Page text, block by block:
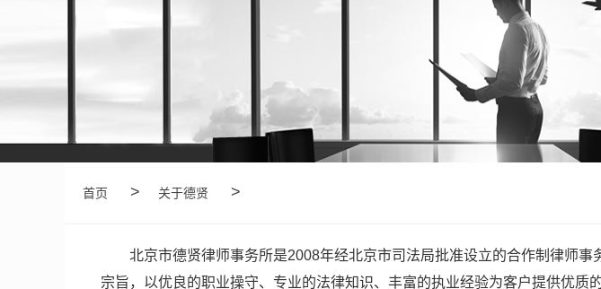
首页 > 关于德贤 >
北京市德贤律师事务所是2008年经北京市司法局批准设立的合作制律师
宗旨，以优良的职业操守、专业的法律知识、丰富的执业经验为客户提供优质